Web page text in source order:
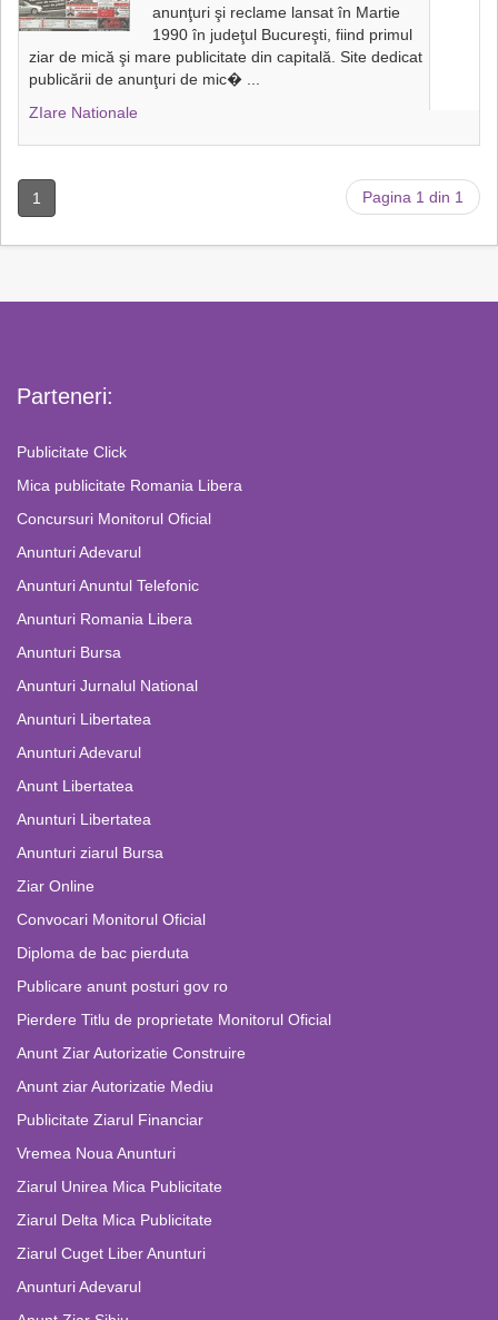
anunţuri şi reclame lansat în Martie
1990 în judeţul Bucureşti, fiind primul
ziar de mică şi mare publicitate din capitală. Site dedicat
publicării de anunţuri de mic�
ZIare Nationale
1 Pagina 1 din 1
Parteneri:
Publicitate Click
Mica publicitate Romania Libera
Concursuri Monitorul Oficial
Anunturi Adevarul
Anunturi Anuntul Telefonic
Anunturi Romania Libera
Anunturi Bursa
Anunturi Jurnalul National
Anunturi Libertatea
Anunturi Adevarul
Anunt Libertatea
Anunturi Libertatea
Anunturi ziarul Bursa
Ziar Online
Convocari Monitorul Oficial
Diploma de bac pierduta
Publicare anunt posturi gov ro
Pierdere Titlu de proprietate Monitorul Oficial
Anunt Ziar Autorizatie Construire
Anunt ziar Autorizatie Mediu
Publicitate Ziarul Financiar
Vremea Noua Anunturi
Ziarul Unirea Mica Publicitate
Ziarul Delta Mica Publicitate
Ziarul Cuget Liber Anunturi
Anunturi Adevarul